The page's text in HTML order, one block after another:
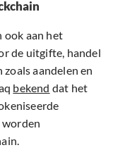
ook aan het
de uitgifte, handel
aandelen en
bekend dat het
worden